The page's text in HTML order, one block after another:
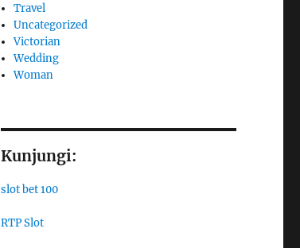
Travel
Uncategorized
Victorian
Wedding
Woman
Kunjungi:
slot bet 100
RTP Slot